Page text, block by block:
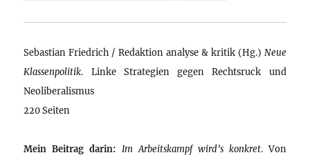
Sebastian Friedrich / Redaktion analyse & kritik (Hg.) Neue
Klassenpolitik. Linke Strategien gegen Rechtsruck und
Neoliberalismus
220 Seiten
Mein Beitrag darin: Im Arbeitskampf wird’s konkret. Von